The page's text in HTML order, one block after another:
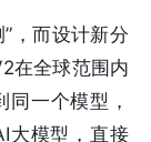
，而设计新分
在全球范围内
一个模型，
大模型，直接